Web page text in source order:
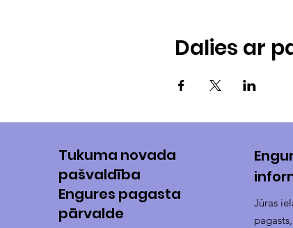
Dalies ar
Tukuma novada
pašvaldība
Engures pagasta
pārvalde
Jūras